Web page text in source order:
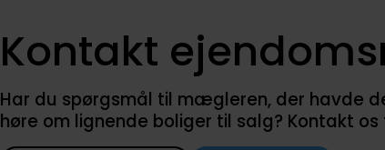
Kontakt
Har du spørgsmål til mægleren, der havde
høre om lignende boliger til salg? Kontakt